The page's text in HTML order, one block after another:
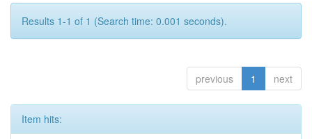
Results 1-1 of 1 (Search time: 0.001 seconds).
previous 1 next
Item hits: